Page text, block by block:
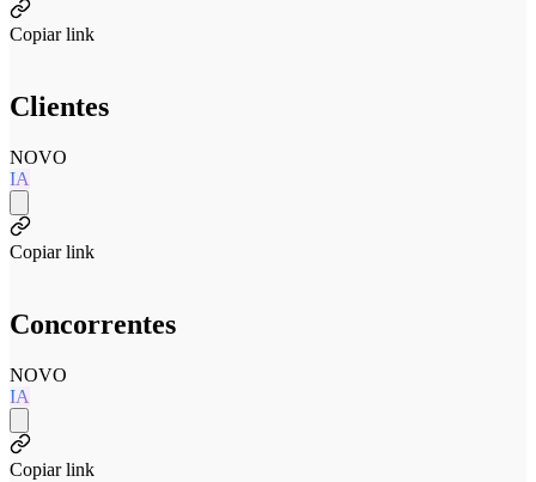
Copiar link
Clientes
NOVO
IA
Copiar link
Concorrentes
NOVO
IA
Copiar link